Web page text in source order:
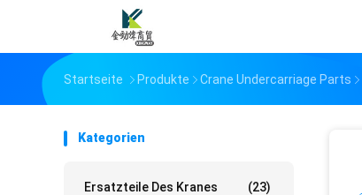
Startseite Produkte Crane Undercarriage Parts
Kategorien
Ersatzteile Des Kranes (23)